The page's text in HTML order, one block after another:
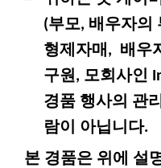
(부모, 배우자의
형제자매, 배우
구원, 모회사인
경품 행사의 관
람이 아닙니다.
본 경품은 위에 설